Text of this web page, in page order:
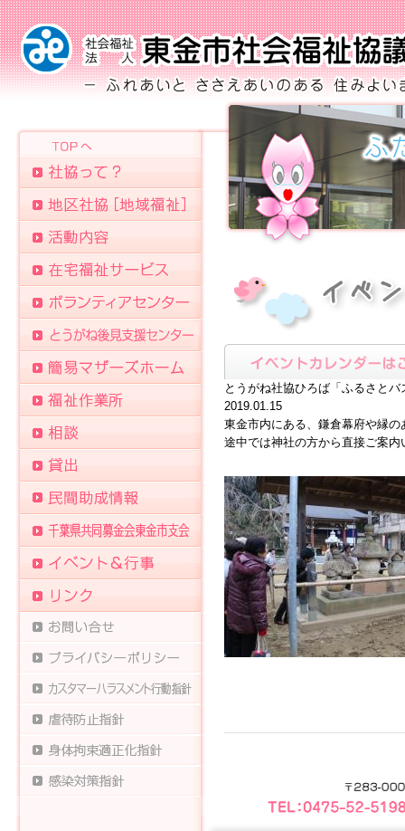
とうがね社協ひろば「ふるさと
2019.01.15
東金市内にある、鎌倉幕府や縁
途中では神社の方から直接ご案